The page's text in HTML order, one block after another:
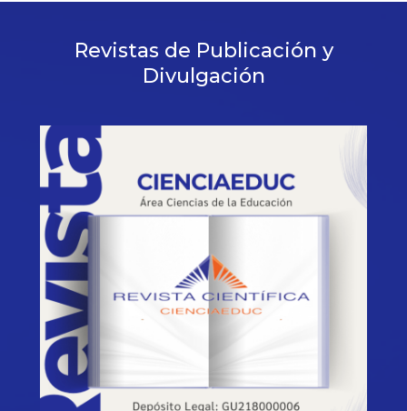
Revistas de Publicación y
Divulgación